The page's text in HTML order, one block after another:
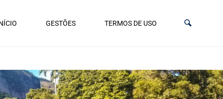
GESTÕES TERMOS DE USO